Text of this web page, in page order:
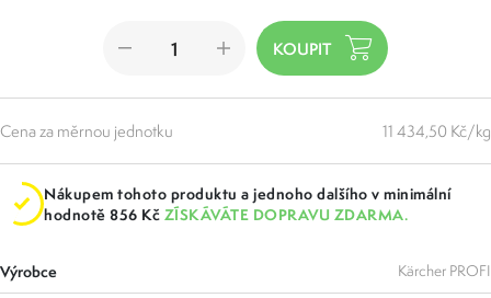
Cena za měrnou jednotku 11 434,50 Kč/kg
Nákupem tohoto produktu a jednoho dalšího v minimální
hodnotě 856 Kč ZÍSKÁVÁTE DOPRAVU ZDARMA.
Výrobce Kärcher PROFI